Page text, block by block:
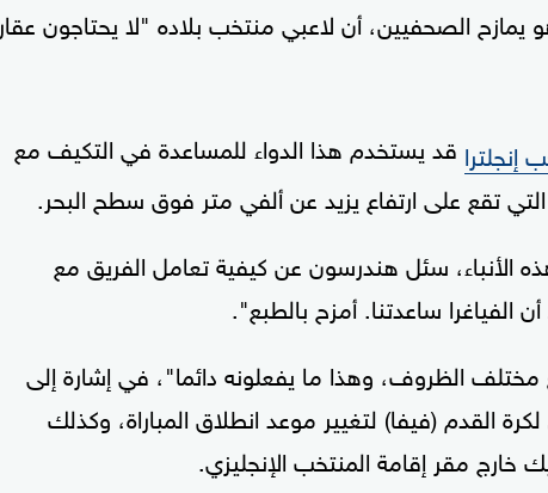
يمازح الصحفيين، أن لاعبي منتخب بلاده "لا يحتاجون عقار
إنجلترا قد يستخدم هذا الدواء للمساعدة في التكيف مع
تقع على ارتفاع يزيد عن ألفي متر فوق سطح البحر.
سئل هندرسون عن كيفية تعامل الفريق مع
الفياغرا ساعدتنا. أمزح بالطبع".
الظروف، وهذا ما يفعلونه دائما"، في إشارة إلى
القدم (فيفا) لتغيير موعد انطلاق المباراة، وكذلك
خارج مقر إقامة المنتخب الإنجليزي.